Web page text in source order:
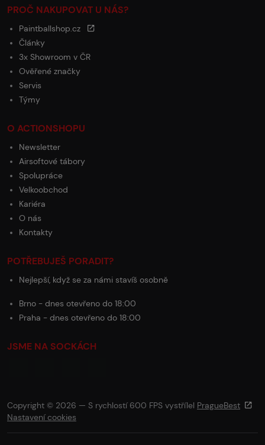
PROČ NAKUPOVAT U NÁS?
Paintballshop.cz
Články
3x Showroom v ČR
Ověřené značky
Servis
Týmy
O ACTIONSHOPU
Newsletter
Airsoftové tábory
Spolupráce
Velkoobchod
Kariéra
O nás
Kontakty
POTŘEBUJEŠ PORADIT?
Nejlepší, když se za námi stavíš osobně
Brno - dnes otevřeno do 18:00
Praha - dnes otevřeno do 18:00
JSME NA SOCKÁCH
Copyright © 2026 — S rychlostí 600 FPS vystřílel PragueBest
Nastavení cookies